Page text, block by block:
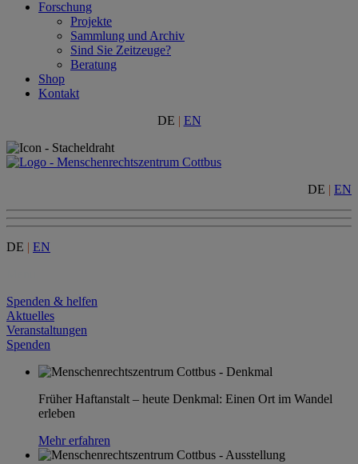
Forschung
Projekte
Sammlung und Archiv
Sind Sie Zeitzeuge?
Beratung
Shop
Kontakt
DE | EN
DE | EN
DE | EN
Spenden & helfen
Aktuelles
Veranstaltungen
Spenden
Früher Haftanstalt – heute Denkmal: Einen Ort im Wandel
erleben
Mehr erfahren